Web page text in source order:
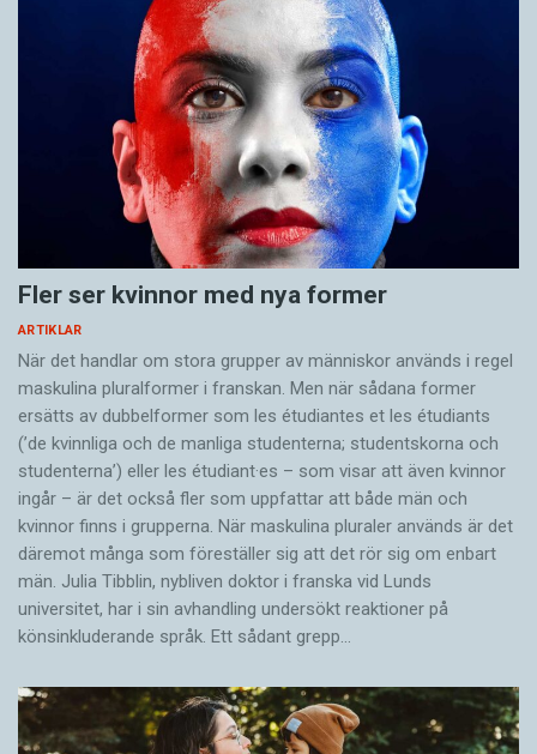
Fler ser kvinnor med nya former
ARTIKLAR
När det handlar om stora grupper av människor används i regel
maskulina pluralformer i franskan. Men när sådana ­former
ersätts av dubbel­former som les étudiantes et les étudiants
(’de kvinnliga och de manliga studenterna; studentskorna och
studenterna’) eller les étudiant·es – som visar att även kvinnor
ingår – är det också fler som uppfattar att både män och
kvinnor finns i grupperna. När maskulina pluraler används är det
där­emot många som föreställer sig att det rör sig om enbart
män. Julia Tibblin, nybliven doktor i franska vid Lunds
universitet, har i sin avhandling undersökt reaktioner på
könsinkluderande språk. Ett sådant grepp…